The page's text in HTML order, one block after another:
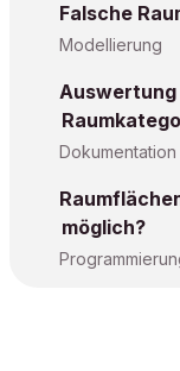
Falsche
Modellierung
Auswertung
Dokumentation
möglich?